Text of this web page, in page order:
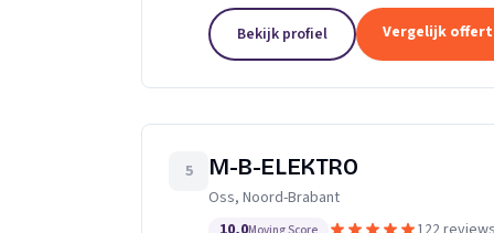
Bekijk profiel Vergelijk
5 M-B-ELEKTRO
Oss, Noord-Brabant